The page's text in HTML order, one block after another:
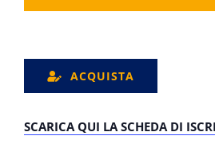
ACQUISTA
SCARICA QUI LA SCHEDA DI